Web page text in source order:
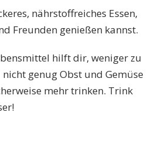
nährstoffreiches Essen,
Freunden genießen kannst.
hilft dir, weniger zu
genug Obst und Gemüse
mehr trinken. Trink